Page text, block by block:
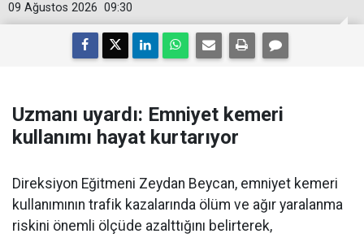
09:30
09 Ağustos 2026
Uzmanı uyardı: Emniyet kemeri
kullanımı hayat kurtarıyor
Direksiyon Eğitmeni Zeydan Beycan, emniyet kemeri
kullanımının trafik kazalarında ölüm ve ağır yaralanma
riskini önemli ölçüde azalttığını belirterek,